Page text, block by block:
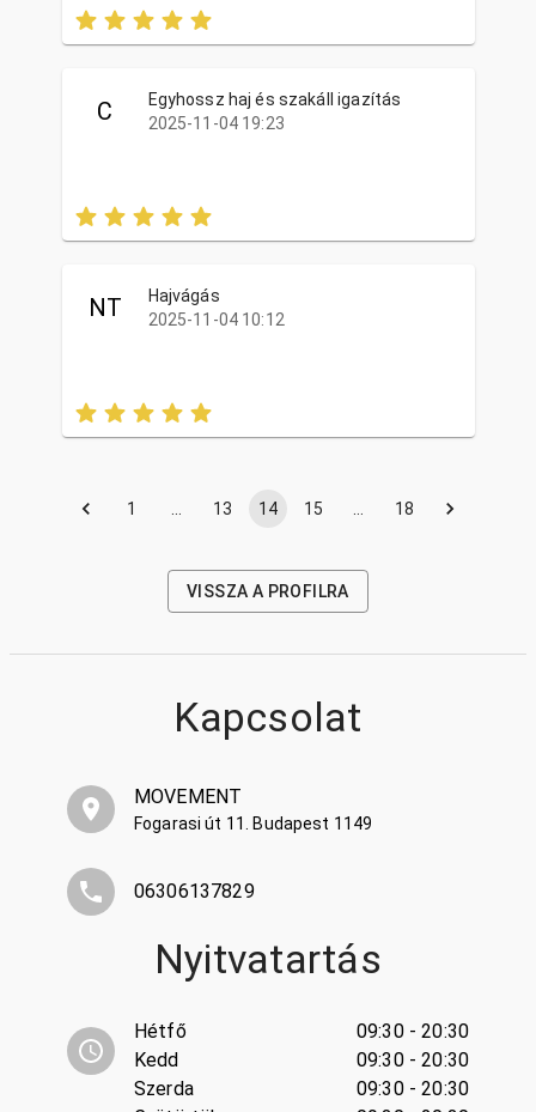
C
Egyhossz haj és szakáll igazítás
2025-11-04 19:23
NT
Hajvágás
2025-11-04 10:12
1 … 13 14 15 … 18
VISSZA A PROFILRA
Kapcsolat
MOVEMENT
Fogarasi út 11. Budapest 1149
06306137829
Nyitvatartás
Hétfő
Kedd
Szerda
09:30 - 20:30
09:30 - 20:30
09:30 - 20:30